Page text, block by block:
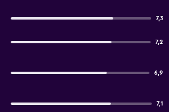
7,3
7,2
6,9
7,1